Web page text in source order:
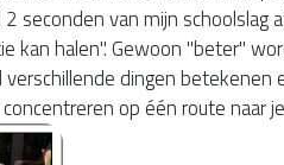
seconden van mijn schoolslag
kan halen". Gewoon "beter"
dingen betekenen
op één route naar